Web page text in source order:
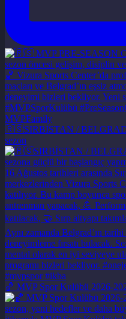
🇷🇸SIRBİSTAN / BELGRAD
sezon
🏀 MVP Spor Kulübü 2026-